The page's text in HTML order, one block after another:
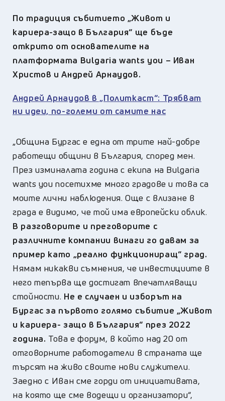
По традиция събитието „Живот и
кариера-защо в България“ ще бъде
открито от основателите на
платформата Bulgaria wants you – Иван
Христов и Андрей Арнаудов.
Андрей Арнаудов в „Политкаст“: Трябват
ни идеи, по-големи от самите нас
„Община Бургас е една от трите най-добре
работещи общини в България, според мен.
През изминалата година с екипа на Bulgaria
wants you посетихме много градове и това са
моите лични наблюдения. Още с влизане в
града е видимо, че той има европейски облик.
В разговорите и преговорите с
различните компании винаги го давам за
пример като „реално функциониращ“ град.
Нямам никакви съмнения, че инвестициите в
него тепърва ще достигат впечатляващи
стойности. Не е случаен и изборът на
Бургас за първото голямо събитие „Живот
и кариера- защо в България“ през 2022
година. Това е форум, в който над 20 от
отговорните работодатели в страната ще
търсят на живо своите нови служители.
Заедно с Иван сме горди от инициативата,
на която ще сме водещи и организатори“,